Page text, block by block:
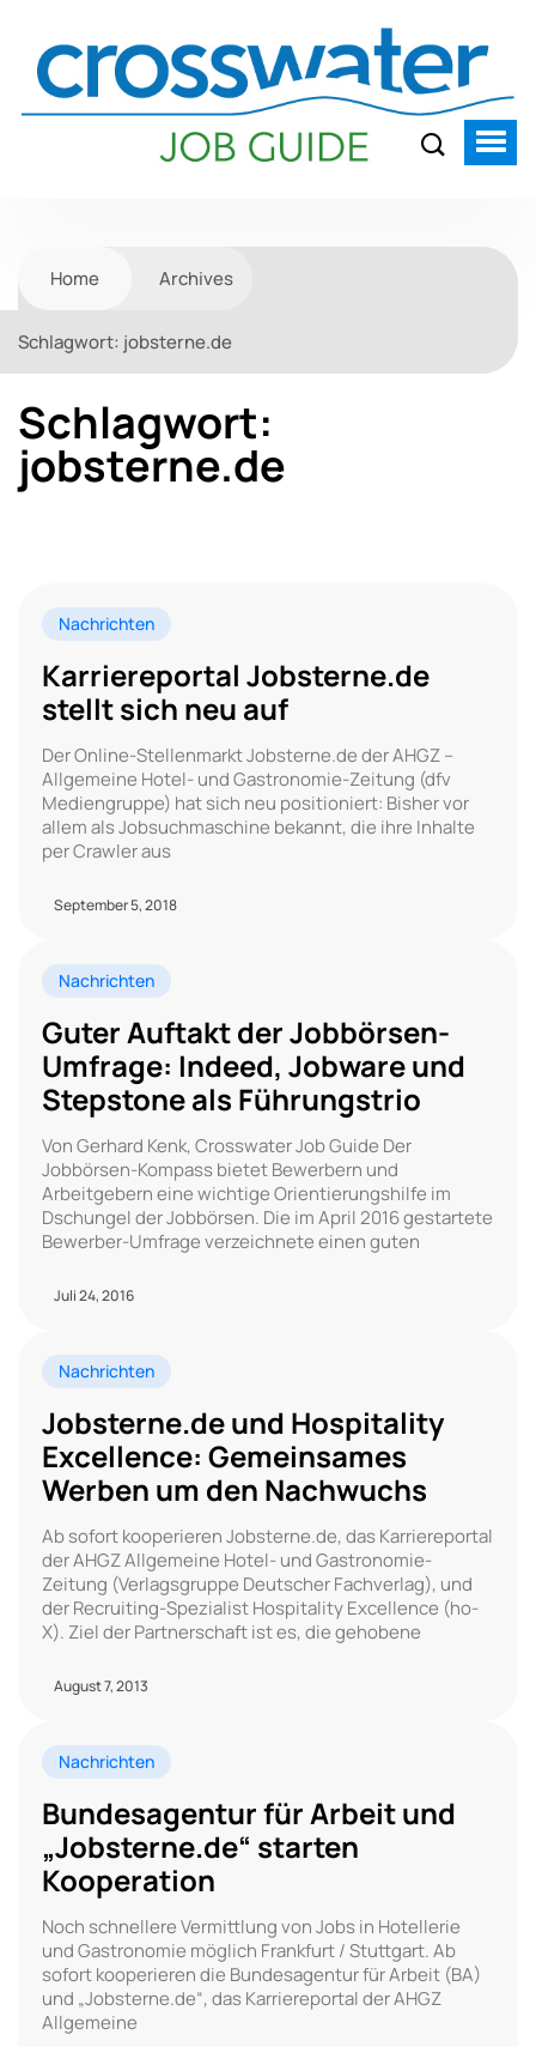
Home Archives
Schlagwort: jobsterne.de
Schlagwort:
jobsterne.de
Nachrichten
Karriereportal Jobsterne.de
stellt sich neu auf
Der Online-Stellenmarkt Jobsterne.de der AHGZ –
Allgemeine Hotel- und Gastronomie-Zeitung (dfv
Mediengruppe) hat sich neu positioniert: Bisher vor
allem als Jobsuchmaschine bekannt, die ihre Inhalte
per Crawler aus
September 5, 2018
Nachrichten
Guter Auftakt der Jobbörsen-
Umfrage: Indeed, Jobware und
Stepstone als Führungstrio
Von Gerhard Kenk, Crosswater Job Guide Der
Jobbörsen-Kompass bietet Bewerbern und
Arbeitgebern eine wichtige Orientierungshilfe im
Dschungel der Jobbörsen. Die im April 2016 gestartete
Bewerber-Umfrage verzeichnete einen guten
Juli 24, 2016
Nachrichten
Jobsterne.de und Hospitality
Excellence: Gemeinsames
Werben um den Nachwuchs
Ab sofort kooperieren Jobsterne.de, das Karriereportal
der AHGZ Allgemeine Hotel- und Gastronomie-
Zeitung (Verlagsgruppe Deutscher Fachverlag), und
der Recruiting-Spezialist Hospitality Excellence (ho-
X). Ziel der Partnerschaft ist es, die gehobene
August 7, 2013
Nachrichten
Bundesagentur für Arbeit und
„Jobsterne.de“ starten
Kooperation
Noch schnellere Vermittlung von Jobs in Hotellerie
und Gastronomie möglich Frankfurt / Stuttgart. Ab
sofort kooperieren die Bundesagentur für Arbeit (BA)
und „Jobsterne.de“, das Karriereportal der AHGZ
Allgemeine